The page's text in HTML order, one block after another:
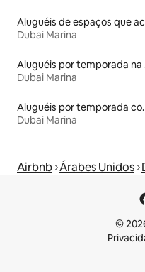
Dubai Marina
Dubai Marina
Aluguéis
Dubai Marina
Airbnb Árabes Unidos
©